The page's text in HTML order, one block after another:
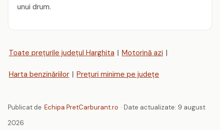
unui drum.
Toate prețurile județul Harghita | Motorină azi |
Harta benzinăriilor | Prețuri minime pe județe
Publicat de Echipa PretCarburant.ro · Date actualizate: 9 august
2026